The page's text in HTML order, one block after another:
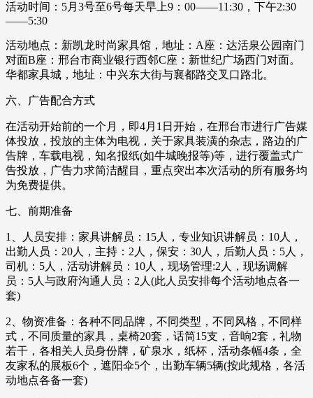
活动时间：5月3号至6号每天早上9：00——11:30，下午2:30
——5:30
活动地点：新凯龙时尚家具馆，地址：A座：达活泉公园南门
对面B座：邢台市商业银行西邻C座：新世纪广场西门对面。
华都家具城，地址：中兴东大街与襄都路交叉口路北。
六、广告配合方式
在活动开始前的一个月，即4月1日开始，在邢台市进行广告媒
体投放，投放的主体为电视，关于家具装潢的杂志，路边的广
告牌，车载电视，知名报纸(如牛城晚报等)等，进行覆盖式广
告投放，广告力求简洁醒目，重点突出本次活动的所有服务均
为免费提供。
七、前期准备
1、人员安排：家具讲解员：15人，专业知识讲解员：10人，
出勤人员：20人，主持：2人，保安：30人，后勤人员：5人，
司机：5人，活动讲解员：10人，现场管理:2人，现场调解
员：5人与政府沟通人员：2人(此人员安排每个活动地点各一
套)
2、物资准备：各种不同品牌，不同类型，不同风格，不同样
式，不同质量的家具，桌椅20套，话筒15支，音响2套，礼物
若干，各相关人员身份牌，矿泉水，纸杯，活动条幅4条，全
友家私的展板6个，遮阳伞5个，出勤车辆5辆(按此规格，各活
动地点各备一套)